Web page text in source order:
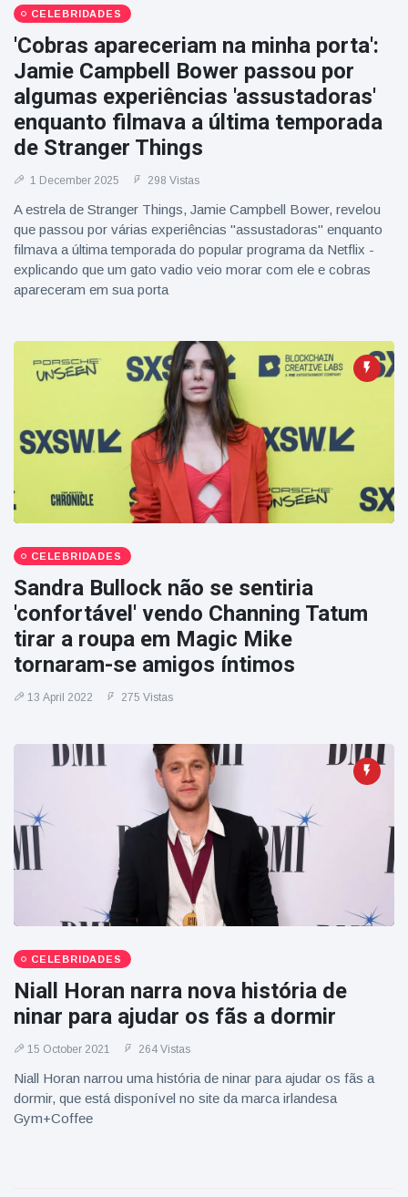
CELEBRIDADES
'Cobras apareceriam na minha porta':
Jamie Campbell Bower passou por
algumas experiências 'assustadoras'
enquanto filmava a última temporada
de Stranger Things
1 December 2025 298 Vistas
A estrela de Stranger Things, Jamie Campbell Bower, revelou
que passou por várias experiências "assustadoras" enquanto
filmava a última temporada do popular programa da Netflix -
explicando que um gato vadio veio morar com ele e cobras
apareceram em sua porta
CELEBRIDADES
Sandra Bullock não se sentiria
'confortável' vendo Channing Tatum
tirar a roupa em Magic Mike
tornaram-se amigos íntimos
13 April 2022 275 Vistas
CELEBRIDADES
Niall Horan narra nova história de
ninar para ajudar os fãs a dormir
15 October 2021 264 Vistas
Niall Horan narrou uma história de ninar para ajudar os fãs a
dormir, que está disponível no site da marca irlandesa
Gym+Coffee